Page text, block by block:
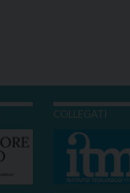
COLLEGATI